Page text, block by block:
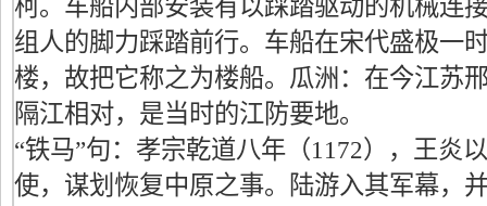
柯。车船内部安装有以踩踏驱动的机械连
组人的脚力踩踏前行。车船在宋代盛极一
楼，故把它称之为楼船。瓜洲：在今江苏
隔江相对，是当时的江防要地。
“铁马”句：孝宗乾道八年（1172），王炎
使，谋划恢复中原之事。陆游入其军幕，